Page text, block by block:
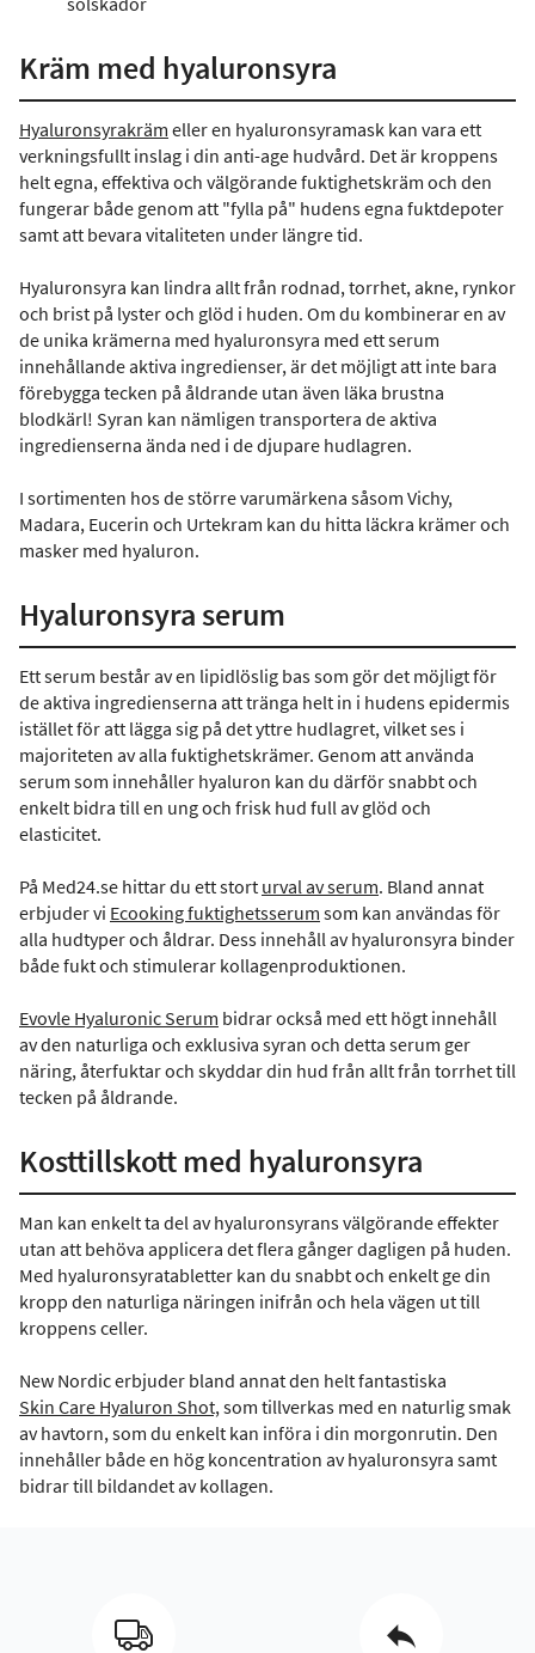
Kräm med hyaluronsyra
Hyaluronsyrakräm eller en hyaluronsyramask kan vara ett
verkningsfullt inslag i din anti-age hudvård. Det är kroppens
helt egna, effektiva och välgörande fuktighetskräm och den
fungerar både genom att "fylla på" hudens egna fuktdepoter
samt att bevara vitaliteten under längre tid.
Hyaluronsyra kan lindra allt från rodnad, torrhet, akne, rynkor
och brist på lyster och glöd i huden. Om du kombinerar en av
de unika krämerna med hyaluronsyra med ett serum
innehållande aktiva ingredienser, är det möjligt att inte bara
förebygga tecken på åldrande utan även läka brustna
blodkärl! Syran kan nämligen transportera de aktiva
ingredienserna ända ned i de djupare hudlagren.
I sortimenten hos de större varumärkena såsom Vichy,
Madara, Eucerin och Urtekram kan du hitta läckra krämer och
masker med hyaluron.
Hyaluronsyra serum
Ett serum består av en lipidlöslig bas som gör det möjligt för
de aktiva ingredienserna att tränga helt in i hudens epidermis
istället för att lägga sig på det yttre hudlagret, vilket ses i
majoriteten av alla fuktighetskrämer. Genom att använda
serum som innehåller hyaluron kan du därför snabbt och
enkelt bidra till en ung och frisk hud full av glöd och
elasticitet.
På Med24.se hittar du ett stort urval av serum. Bland annat
erbjuder vi Ecooking fuktighetsserum som kan användas för
alla hudtyper och åldrar. Dess innehåll av hyaluronsyra binder
både fukt och stimulerar kollagenproduktionen.
Evovle Hyaluronic Serum bidrar också med ett högt innehåll
av den naturliga och exklusiva syran och detta serum ger
näring, återfuktar och skyddar din hud från allt från torrhet till
tecken på åldrande.
Kosttillskott med hyaluronsyra
Man kan enkelt ta del av hyaluronsyrans välgörande effekter
utan att behöva applicera det flera gånger dagligen på huden.
Med hyaluronsyratabletter kan du snabbt och enkelt ge din
kropp den naturliga näringen inifrån och hela vägen ut till
kroppens celler.
New Nordic erbjuder bland annat den helt fantastiska
Skin Care Hyaluron Shot,som tillverkas med en naturlig smak
av havtorn, som du enkelt kan införa i din morgonrutin. Den
innehåller både en hög koncentration av hyaluronsyra samt
bidrar till bildandet av kollagen.